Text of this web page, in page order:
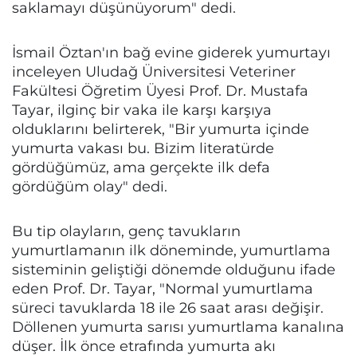
saklamayı düşünüyorum" dedi.
İsmail Öztan'ın bağ evine giderek yumurtayı
inceleyen Uludağ Üniversitesi Veteriner
Fakültesi Öğretim Üyesi Prof. Dr. Mustafa
Tayar, ilginç bir vaka ile karşı karşıya
olduklarını belirterek, "Bir yumurta içinde
yumurta vakası bu. Bizim literatürde
gördüğümüz, ama gerçekte ilk defa
gördüğüm olay" dedi.
Bu tip olayların, genç tavukların
yumurtlamanın ilk döneminde, yumurtlama
sisteminin geliştiği dönemde olduğunu ifade
eden Prof. Dr. Tayar, "Normal yumurtlama
süreci tavuklarda 18 ile 26 saat arası değişir.
Döllenen yumurta sarısı yumurtlama kanalına
düşer. İlk önce etrafında yumurta akı